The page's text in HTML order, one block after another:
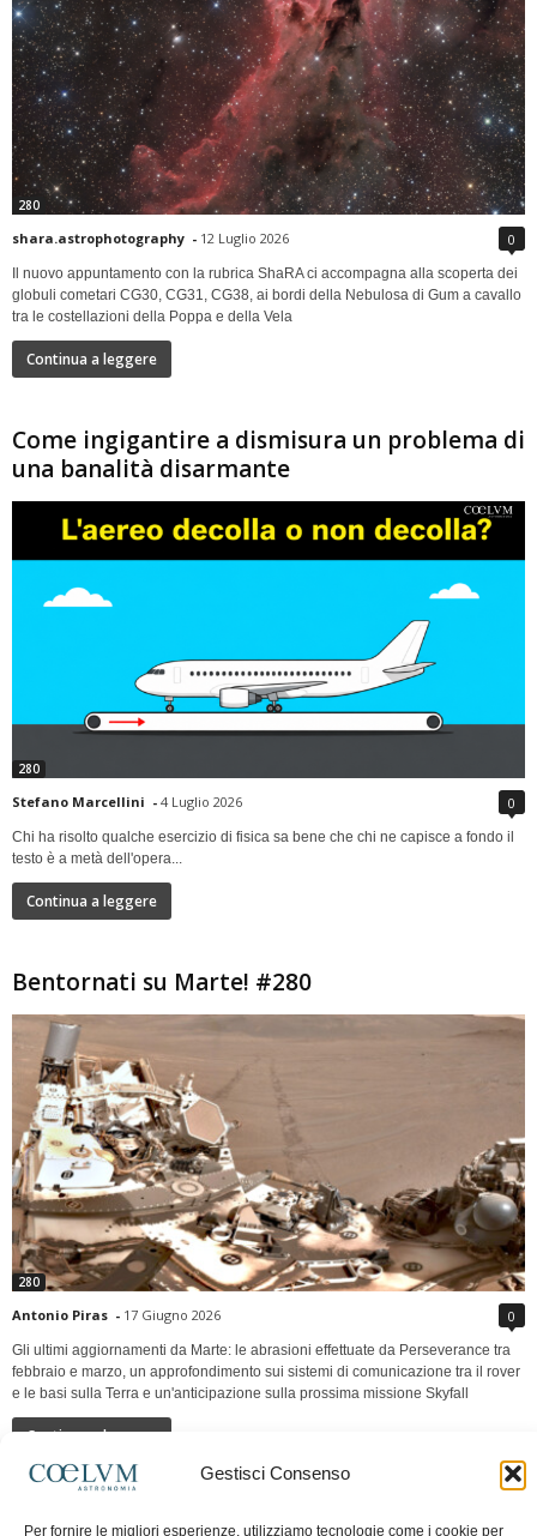
Gestisci Consenso
Per fornire le migliori esperienze, utilizziamo tecnologie come i cookie per
280
shara.astrophotography - 12 Luglio 2026 0
Il nuovo appuntamento con la rubrica ShaRA ci accompagna alla scoperta dei
globuli cometari CG30, CG31, CG38, ai bordi della Nebulosa di Gum a cavallo
tra le costellazioni della Poppa e della Vela
Continua a leggere
Come ingigantire a dismisura un problema di
una banalità disarmante
280
Stefano Marcellini - 4 Luglio 2026 0
Chi ha risolto qualche esercizio di fisica sa bene che chi ne capisce a fondo il
testo è a metà dell'opera...
Continua a leggere
Bentornati su Marte! #280
280
Antonio Piras - 17 Giugno 2026 0
Gli ultimi aggiornamenti da Marte: le abrasioni effettuate da Perseverance tra
febbraio e marzo, un approfondimento sui sistemi di comunicazione tra il rover
e le basi sulla Terra e un'anticipazione sulla prossima missione Skyfall
Continua a leggere